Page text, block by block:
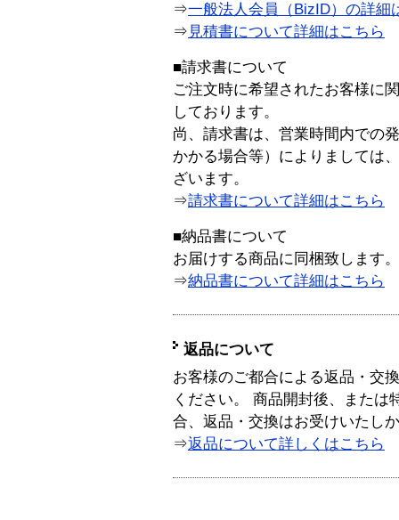
⇒一般法人会員（BizID）の詳細
⇒ 見積書について詳細はこちら
■請求書について
ご注文時に希望されたお客様に
しております。
尚、請求書は、営業時間内での
かかる場合等）によりましては
ざいます。
⇒請求書について詳細はこちら
■納品書について
お届けする商品に同梱致します。
⇒納品書について詳細はこちら
返品について
お客様のご都合による返品・交
ください。 商品開封後、または
合、返品・交換はお受けいたし
⇒返品について詳しくはこちら